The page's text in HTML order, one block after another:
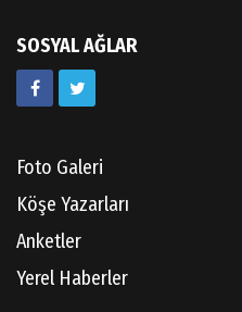
SOSYAL AĞLAR
Foto Galeri
Köşe Yazarları
Anketler
Yerel Haberler